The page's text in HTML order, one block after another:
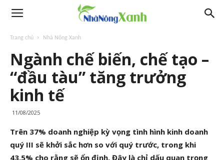
Trang chủ Nhà Nông Xanh
Ngành chế biến, chế tạo –
“đầu tàu” tăng trưởng
kinh tế
11/08/2025
Trên 37% doanh nghiệp kỳ vọng tình hình kinh doanh
quý III sẽ khởi sắc hơn so với quý trước, trong khi
43,5% cho rằng sẽ ổn định. Đây là chỉ dấu quan trọng